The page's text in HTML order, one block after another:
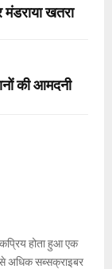
खतरा
की आमदनी
होता हुआ एक
अधिक सब्सक्राइबर